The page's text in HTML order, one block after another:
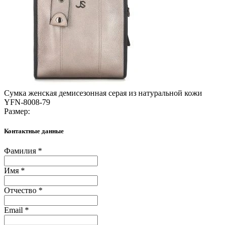
Сумка женская демисезонная серая из натуральной кожи
YFN-8008-79
Размер:
Контактные данные
Фамилия *
Имя *
Отчество *
Email *